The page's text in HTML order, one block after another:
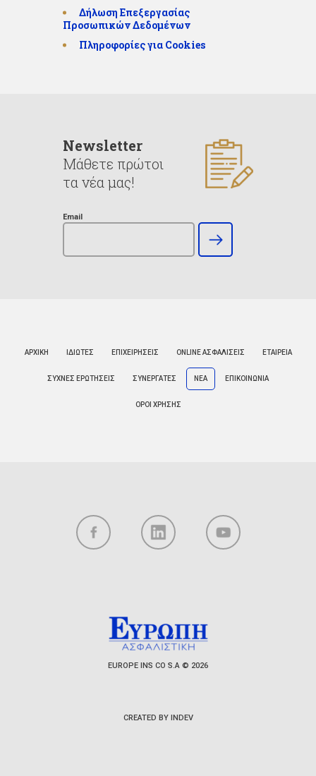
Δήλωση Επεξεργασίας
Προσωπικών Δεδομένων
Πληροφορίες για Cookies
Newsletter
Μάθετε πρώτοι
τα νέα μας!
Email
ΑΡΧΙΚΗ ΙΔΙΩΤΕΣ ΕΠΙΧΕΙΡΗΣΕΙΣ ONLINE ΑΣΦΑΛΙΣΕΙΣ ΕΤΑΙΡΕΙΑ
ΣΥΧΝΕΣ ΕΡΩΤΗΣΕΙΣ ΣΥΝΕΡΓΑΤΕΣ ΝΕΑ ΕΠΙΚΟΙΝΩΝΙΑ
ΟΡΟΙ ΧΡΗΣΗΣ
EUROPE INS CO S.A © 2026
CREATED BY INDEV